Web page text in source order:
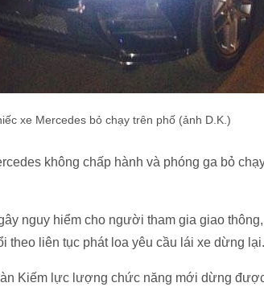
xe Mercedes bỏ chạy trên phố (ảnh D.K.)
không chấp hành và phóng ga bỏ
nguy hiểm cho người tham gia giao
theo liên tục phát loa yêu cầu lái xe dừng lại.
Kiếm lực lượng chức năng mới dừng